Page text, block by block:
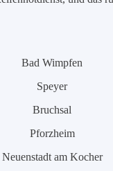
Bad Wimpfen
Speyer
Bruchsal
Pforzheim
Neuenstadt am Kocher